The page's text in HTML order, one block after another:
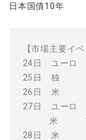
日本国債10年
【市場主要イベ
24日 ユーロ
25日 独 10-
26日 米 1月
27日 ユーロ
米 10-12
28日 米